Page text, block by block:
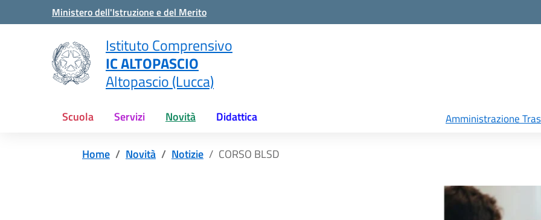
Vai ai contenuti
Vai al menu di navigazione
Ministero dell'Istruzione e del Merito
Istituto Comprensivo
IC ALTOPASCIO
Altopascio (Lucca)
Scuola Servizi Novità Didattica Amministrazione
Home Novità Notizie CORSO BLSD